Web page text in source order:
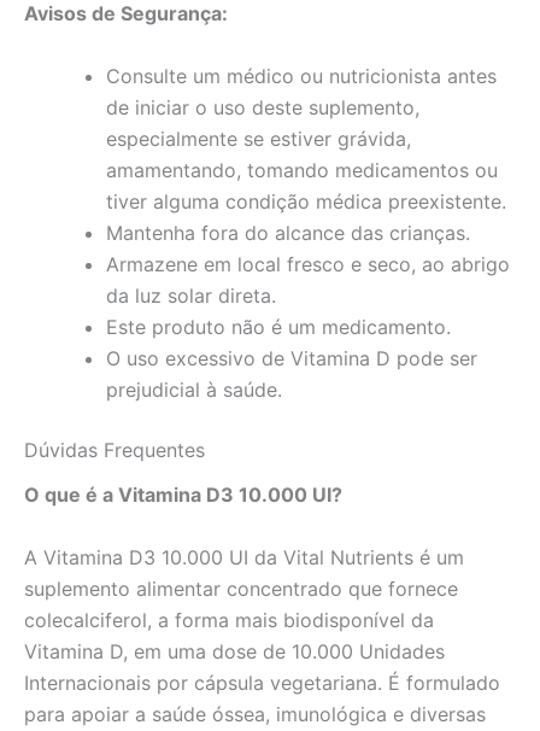
Avisos de Segurança:
Consulte um médico ou nutricionista antes
de iniciar o uso deste suplemento,
especialmente se estiver grávida,
amamentando, tomando medicamentos ou
tiver alguma condição médica preexistente.
Mantenha fora do alcance das crianças.
Armazene em local fresco e seco, ao abrigo
da luz solar direta.
Este produto não é um medicamento.
O uso excessivo de Vitamina D pode ser
prejudicial à saúde.
Dúvidas Frequentes
O que é a Vitamina D3 10.000 UI?
A Vitamina D3 10.000 UI da Vital Nutrients é um
suplemento alimentar concentrado que fornece
colecalciferol, a forma mais biodisponível da
Vitamina D, em uma dose de 10.000 Unidades
Internacionais por cápsula vegetariana. É formulado
para apoiar a saúde óssea, imunológica e diversas